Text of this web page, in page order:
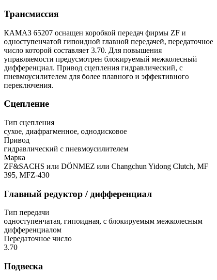
Трансмиссия
КАМАЗ 65207 оснащен коробкой передач фирмы ZF и
одноступенчатой гипоидной главной передачей, передаточное
число которой составляет 3.70. Для повышения
управляемости предусмотрен блокируемый межколесный
дифференциал. Привод сцепления гидравлический, с
пневмоусилителем для более плавного и эффективного
переключения.
Сцепление
Тип сцепления
сухое, диафрагменное, однодисковое
Привод
гидравлический с пневмоусилителем
Марка
ZF&SACHS или DÖNMEZ или Changchun Yidong Clutch, MF
395, MFZ-430
Главный редуктор / дифференциал
Тип передачи
одноступенчатая, гипоидная, с блокируемым межколесным
дифференциалом
Передаточное число
3.70
Подвеска